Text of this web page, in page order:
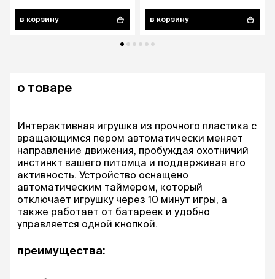
в корзину в корзину
о товаре
Интерактивная игрушка из прочного пластика с
вращающимся пером автоматически меняет
направление движения, пробуждая охотничий
инстинкт вашего питомца и поддерживая его
активность. Устройство оснащено
автоматическим таймером, который
отключает игрушку через 10 минут игры, а
также работает от батареек и удобно
управляется одной кнопкой.
преимущества: